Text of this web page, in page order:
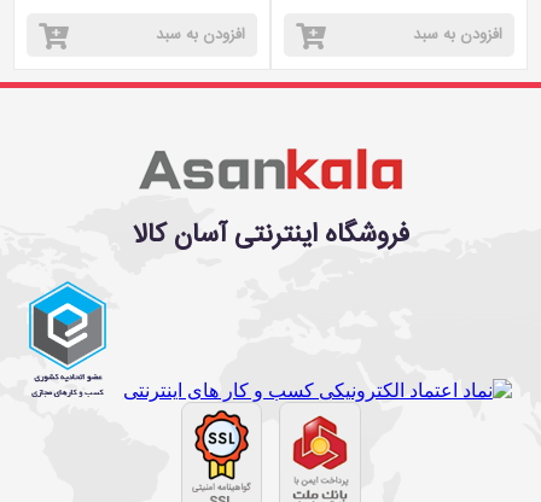
افزودن به سبد افزودن به سبد
فروشگاه اینترنتی آسان کالا